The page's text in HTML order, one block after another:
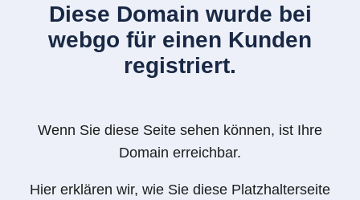
Diese Domain wurde bei
webgo für einen Kunden
registriert.
Wenn Sie diese Seite sehen können, ist Ihre
Domain erreichbar.
Hier erklären wir, wie Sie diese Platzhalterseite